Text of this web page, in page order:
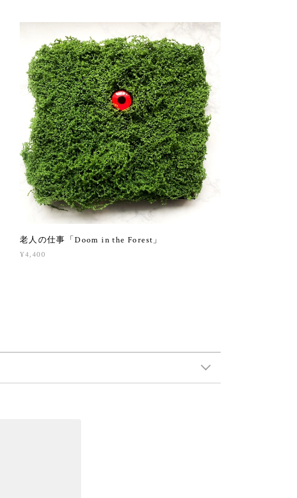
老人の仕事「Doom in the Forest」
¥4,400